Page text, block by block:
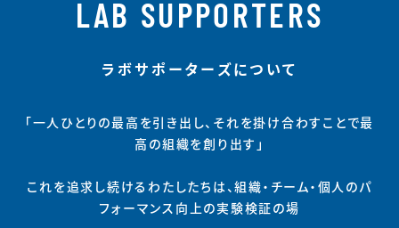
LAB SUPPORTERS
ラボサポーターズについて
「一人ひとりの最高を引き出し、それを掛け合わすことで最
高の組織を創り出す」
これを追求し続けるわたしたちは、組織・チーム・個人のパ
フォーマンス向上の実験検証の場